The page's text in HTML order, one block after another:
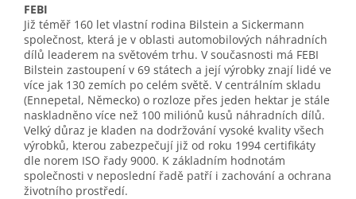
FEBI
Již téměř 160 let vlastní rodina Bilstein a Sickermann
společnost, která je v oblasti automobilových náhradních
dílů leaderem na světovém trhu. V současnosti má FEBI
Bilstein zastoupení v 69 státech a její výrobky znají lidé ve
více jak 130 zemích po celém světě. V centrálním skladu
(Ennepetal, Německo) o rozloze přes jeden hektar je stále
naskladněno více než 100 miliónů kusů náhradních dílů.
Velký důraz je kladen na dodržování vysoké kvality všech
výrobků, kterou zabezpečují již od roku 1994 certifikáty
dle norem ISO řady 9000. K základním hodnotám
společnosti v neposlední řadě patří i zachování a ochrana
životního prostředí.